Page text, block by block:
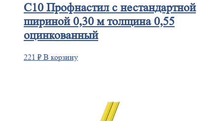
С10Профнастил с нестандартной
шириной 0,30 м толщина 0,55
оцинкованный
221 ₽ В корзину